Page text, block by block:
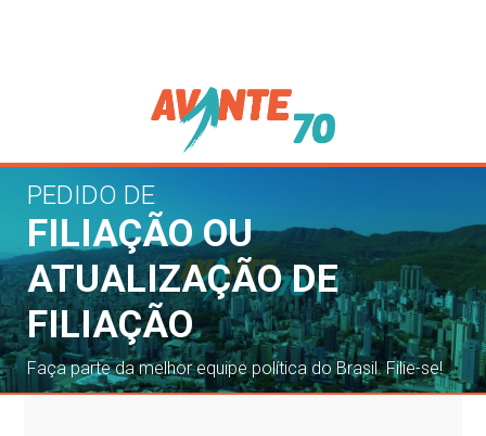
PEDIDO DE
FILIAÇÃO OU
ATUALIZAÇÃO DE
FILIAÇÃO
Faça parte da melhor equipe política do Brasil. Filie-se!